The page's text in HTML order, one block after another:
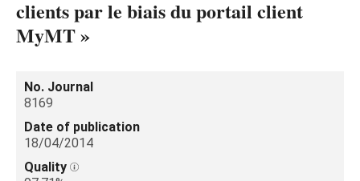
clients par le biais du portail client
MyMT »
No. Journal
8169
Date of publication
18/04/2014
Quality